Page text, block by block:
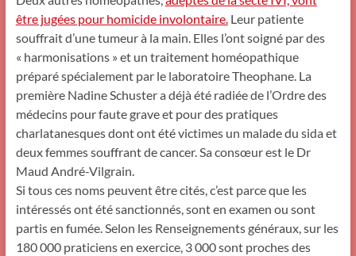
être jugées pour homicide involontaire.Leur patiente
souffrait d’une tumeur à la main. Elles l’ont soigné par des
« harmonisations » et un traitement homéopathique
préparé spécialement par le laboratoire Theophane. La
première Nadine Schuster a déjà été radiée de l’Ordre des
médecins pour faute grave et pour des pratiques
charlatanesques dont ont été victimes un malade du sida et
deux femmes souffrant de cancer. Sa consœur est le Dr
Maud André-Vilgrain.
Si tous ces noms peuvent être cités, c’est parce que les
intéressés ont été sanctionnés, sont en examen ou sont
partis en fumée. Selon les Renseignements généraux, sur les
180 000 praticiens en exercice, 3 000 sont proches des